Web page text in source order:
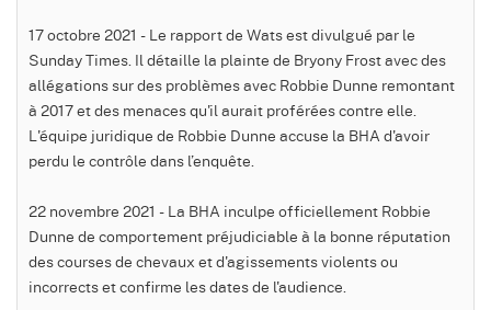
17 octobre 2021 - Le rapport de Wats est divulgué par le
Sunday Times. Il détaille la plainte de Bryony Frost avec des
allégations sur des problèmes avec Robbie Dunne remontant
à 2017 et des menaces qu'il aurait proférées contre elle.
L'équipe juridique de Robbie Dunne accuse la BHA d'avoir
perdu le contrôle dans l’enquête.
22 novembre 2021 - La BHA inculpe officiellement Robbie
Dunne de comportement préjudiciable à la bonne réputation
des courses de chevaux et d'agissements violents ou
incorrects et confirme les dates de l'audience.